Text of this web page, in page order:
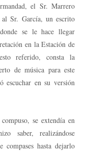
el Sr. Marrero
al Sr. García, un escrito
se le hace llegar
en la Estación de
referido, consta la
de música para este
escuchar en su versión
se extendía en
saber, realizándose
compases hasta dejarlo